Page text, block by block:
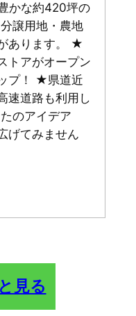
かな約420坪の
譲用地・農地
あります。 ★
トアがオープン
プ！ ★県道近
速道路も利用し
のアイデア
げてみません
見る